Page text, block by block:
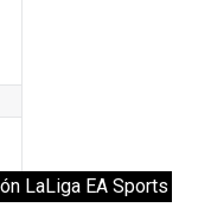
LaLiga EA Sports